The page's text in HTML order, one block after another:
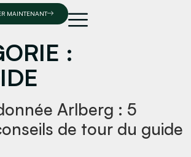
MAINTENANT
:
Arlberg : 5
de tour du guide